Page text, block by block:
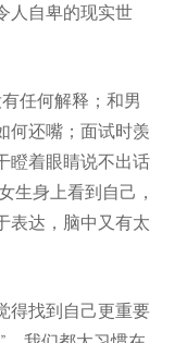
人自卑的现实世
任何解释；和男
何还嘴；面试时羡
瞪着眼睛说不出话
生身上看到自己，
表达，脑中又有太
得找到自己更重要